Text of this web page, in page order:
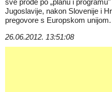
sve prođe po „planu i
Jugoslavije, nakon Slovenije i
pregovore s Europskom
26.06.2012. 13:51:08